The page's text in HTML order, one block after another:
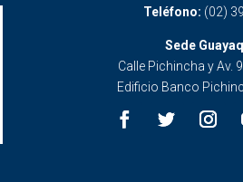
Teléfono: (02)
Sede
Calle Pichincha y Av.
Edificio Banco